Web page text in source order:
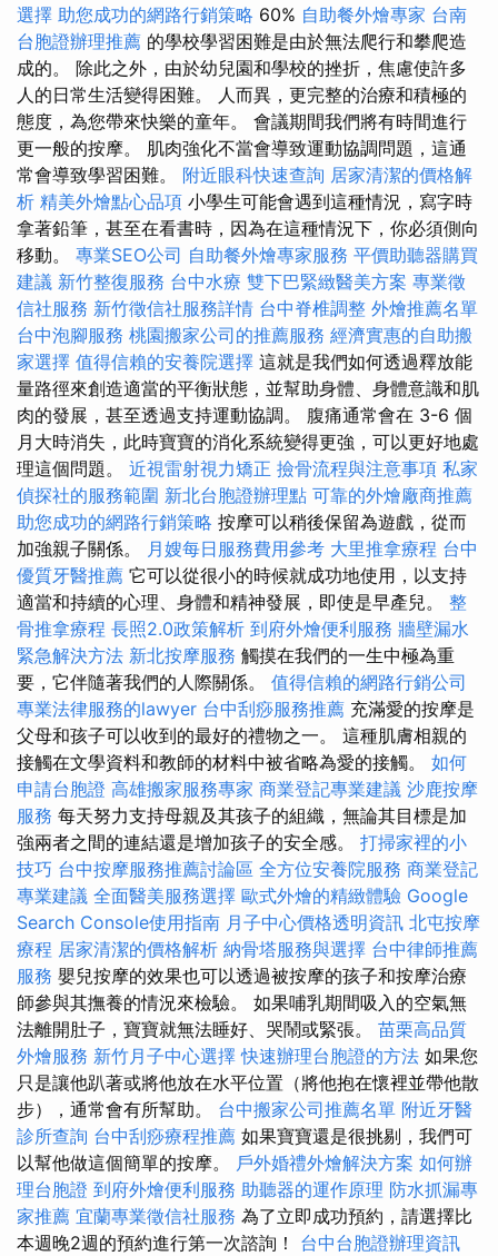
選擇 助您成功的網路行銷策略 60% 自助餐外燴專家 台南
台胞證辦理推薦 的學校學習困難是由於無法爬行和攀爬造
成的。 除此之外，由於幼兒園和學校的挫折，焦慮使許多
人的日常生活變得困難。 人而異，更完整的治療和積極的
態度，為您帶來快樂的童年。 會議期間我們將有時間進行
更一般的按摩。 肌肉強化不當會導致運動協調問題，這通
常會導致學習困難。 附近眼科快速查詢 居家清潔的價格解
析 精美外燴點心品項 小學生可能會遇到這種情況，寫字時
拿著鉛筆，甚至在看書時，因為在這種情況下，你必須側向
移動。 專業SEO公司 自助餐外燴專家服務 平價助聽器購買
建議 新竹整復服務 台中水療 雙下巴緊緻醫美方案 專業徵
信社服務 新竹徵信社服務詳情 台中脊椎調整 外燴推薦名單
台中泡腳服務 桃園搬家公司的推薦服務 經濟實惠的自助搬
家選擇 值得信賴的安養院選擇 這就是我們如何透過釋放能
量路徑來創造適當的平衡狀態，並幫助身體、身體意識和肌
肉的發展，甚至透過支持運動協調。 腹痛通常會在 3-6 個
月大時消失，此時寶寶的消化系統變得更強，可以更好地處
理這個問題。 近視雷射視力矯正 撿骨流程與注意事項 私家
偵探社的服務範圍 新北台胞證辦理點 可靠的外燴廠商推薦
助您成功的網路行銷策略 按摩可以稍後保留為遊戲，從而
加強親子關係。
月嫂每日服務費用參考 大里推拿療程 台中
優質牙醫推薦 它可以從很小的時候就成功地使用，以支持
適當和持續的心理、身體和精神發展，即使是早產兒。 整
骨推拿療程 長照2.0政策解析 到府外燴便利服務 牆壁漏水
緊急解決方法 新北按摩服務 觸摸在我們的一生中極為重
要，它伴隨著我們的人際關係。 值得信賴的網路行銷公司
專業法律服務的lawyer 台中刮痧服務推薦 充滿愛的按摩是
父母和孩子可以收到的最好的禮物之一。 這種肌膚相親的
接觸在文學資料和教師的材料中被省略為愛的接觸。 如何
申請台胞證 高雄搬家服務專家 商業登記專業建議 沙鹿按摩
服務 每天努力支持母親及其孩子的組織，無論其目標是加
強兩者之間的連結還是增加孩子的安全感。 打掃家裡的小
技巧 台中按摩服務推薦討論區 全方位安養院服務 商業登記
專業建議 全面醫美服務選擇 歐式外燴的精緻體驗 Google
Search Console使用指南 月子中心價格透明資訊 北屯按摩
療程 居家清潔的價格解析 納骨塔服務與選擇 台中律師推薦
服務 嬰兒按摩的效果也可以透過被按摩的孩子和按摩治療
師參與其撫養的情況來檢驗。 如果哺乳期間吸入的空氣無
法離開肚子，寶寶就無法睡好、哭鬧或緊張。 苗栗高品質
外燴服務 新竹月子中心選擇 快速辦理台胞證的方法 如果您
只是讓他趴著或將他放在水平位置（將他抱在懷裡並帶他散
步），通常會有所幫助。 台中搬家公司推薦名單 附近牙醫
診所查詢 台中刮痧療程推薦 如果寶寶還是很挑剔，我們可
以幫他做這個簡單的按摩。 戶外婚禮外燴解決方案 如何辦
理台胞證 到府外燴便利服務 助聽器的運作原理 防水抓漏專
家推薦 宜蘭專業徵信社服務 為了立即成功預約，請選擇比
本週晚2週的預約進行第一次諮詢！ 台中台胞證辦理資訊